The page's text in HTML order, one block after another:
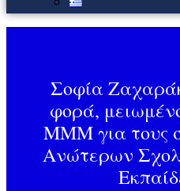
Σοφία
φορά,
ΜΜΜ για τους
Ανώτερων